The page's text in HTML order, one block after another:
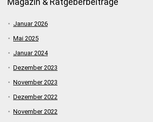
Januar 2026
Mai 2025
Januar 2024
Dezember 2023
November 2023
Dezember 2022
November 2022